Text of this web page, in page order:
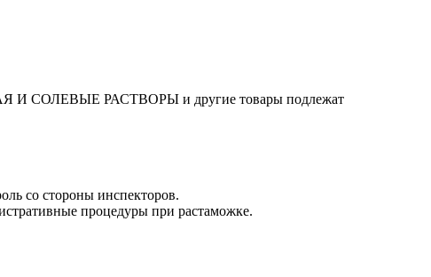
И СОЛЕВЫЕ РАСТВОРЫ и другие товары подлежат
со стороны инспекторов.
процедуры при растаможке.